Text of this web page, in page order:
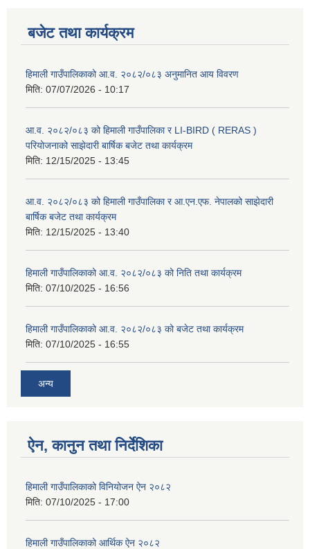
बजेट तथा कार्यक्रम
हिमाली गाउँपालिकाको आ.व. २०८२/०८३ अनुमानित आय विवरण
मिति: 07/07/2026 - 10:17
आ.व. २०८२/०८३ को हिमाली गाउँपालिका र LI-BIRD ( RERAS )
परियोजनाको साझेदारी बार्षिक बजेट तथा कार्यक्रम
मिति: 12/15/2025 - 13:45
आ.व. २०८२/०८३ को हिमाली गाउँपालिका र आ.एन.एफ. नेपालको साझेदारी
बार्षिक बजेट तथा कार्यक्रम
मिति: 12/15/2025 - 13:40
हिमाली गाउँपालिकाको आ.व. २०८२/०८३ को निति तथा कार्यक्रम
मिति: 07/10/2025 - 16:56
हिमाली गाउँपालिकाको आ.व. २०८२/०८३ को बजेट तथा कार्यक्रम
मिति: 07/10/2025 - 16:55
अन्य
ऐन, कानुन तथा निर्देशिका
हिमाली गाउँपालिकाको विनियोजन ऐन २०८२
मिति: 07/10/2025 - 17:00
हिमाली गाउँपालिकाको आर्थिक ऐन २०८२